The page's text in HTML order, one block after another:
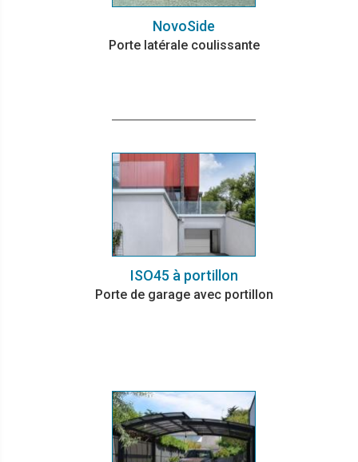
NovoSide
Porte latérale coulissante
ISO45 à portillon
Porte de garage avec portillon